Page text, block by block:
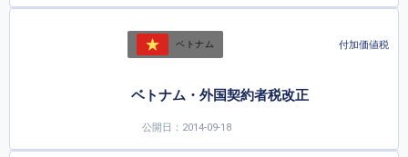
ベトナム 付加価値税
ベトナム・外国契約者税改正
公開日：2014-09-18